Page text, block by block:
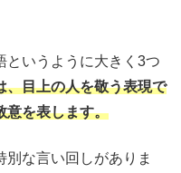
というように大きく3つ
、目上の人を敬う表現で
意を表します。
な言い回しがありま